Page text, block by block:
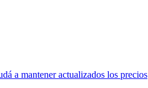
a mantener actualizados los precios